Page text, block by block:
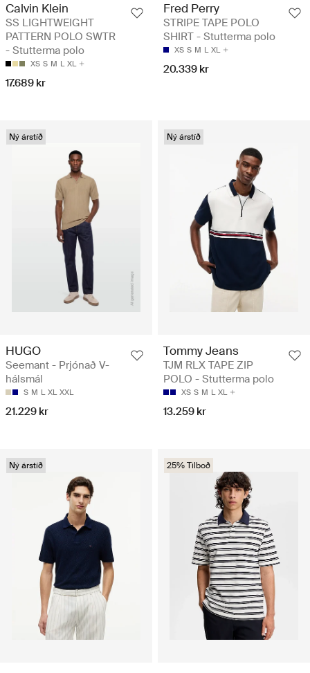
Calvin Klein
SS LIGHTWEIGHT
PATTERN POLO SWTR
- Stutterma polo
XS S M L XL
17.689 kr
Fred Perry
STRIPE TAPE POLO
SHIRT - Stutterma polo
XS S M L XL
20.339 kr
Ný árstíð
HUGO
Seemant - Prjónað V-
hálsmál
S M L XL XXL
21.229 kr
Ný árstíð
Tommy Jeans
TJM RLX TAPE ZIP
POLO - Stutterma polo
XS S M L XL
13.259 kr
Ný árstíð 25% Tilboð